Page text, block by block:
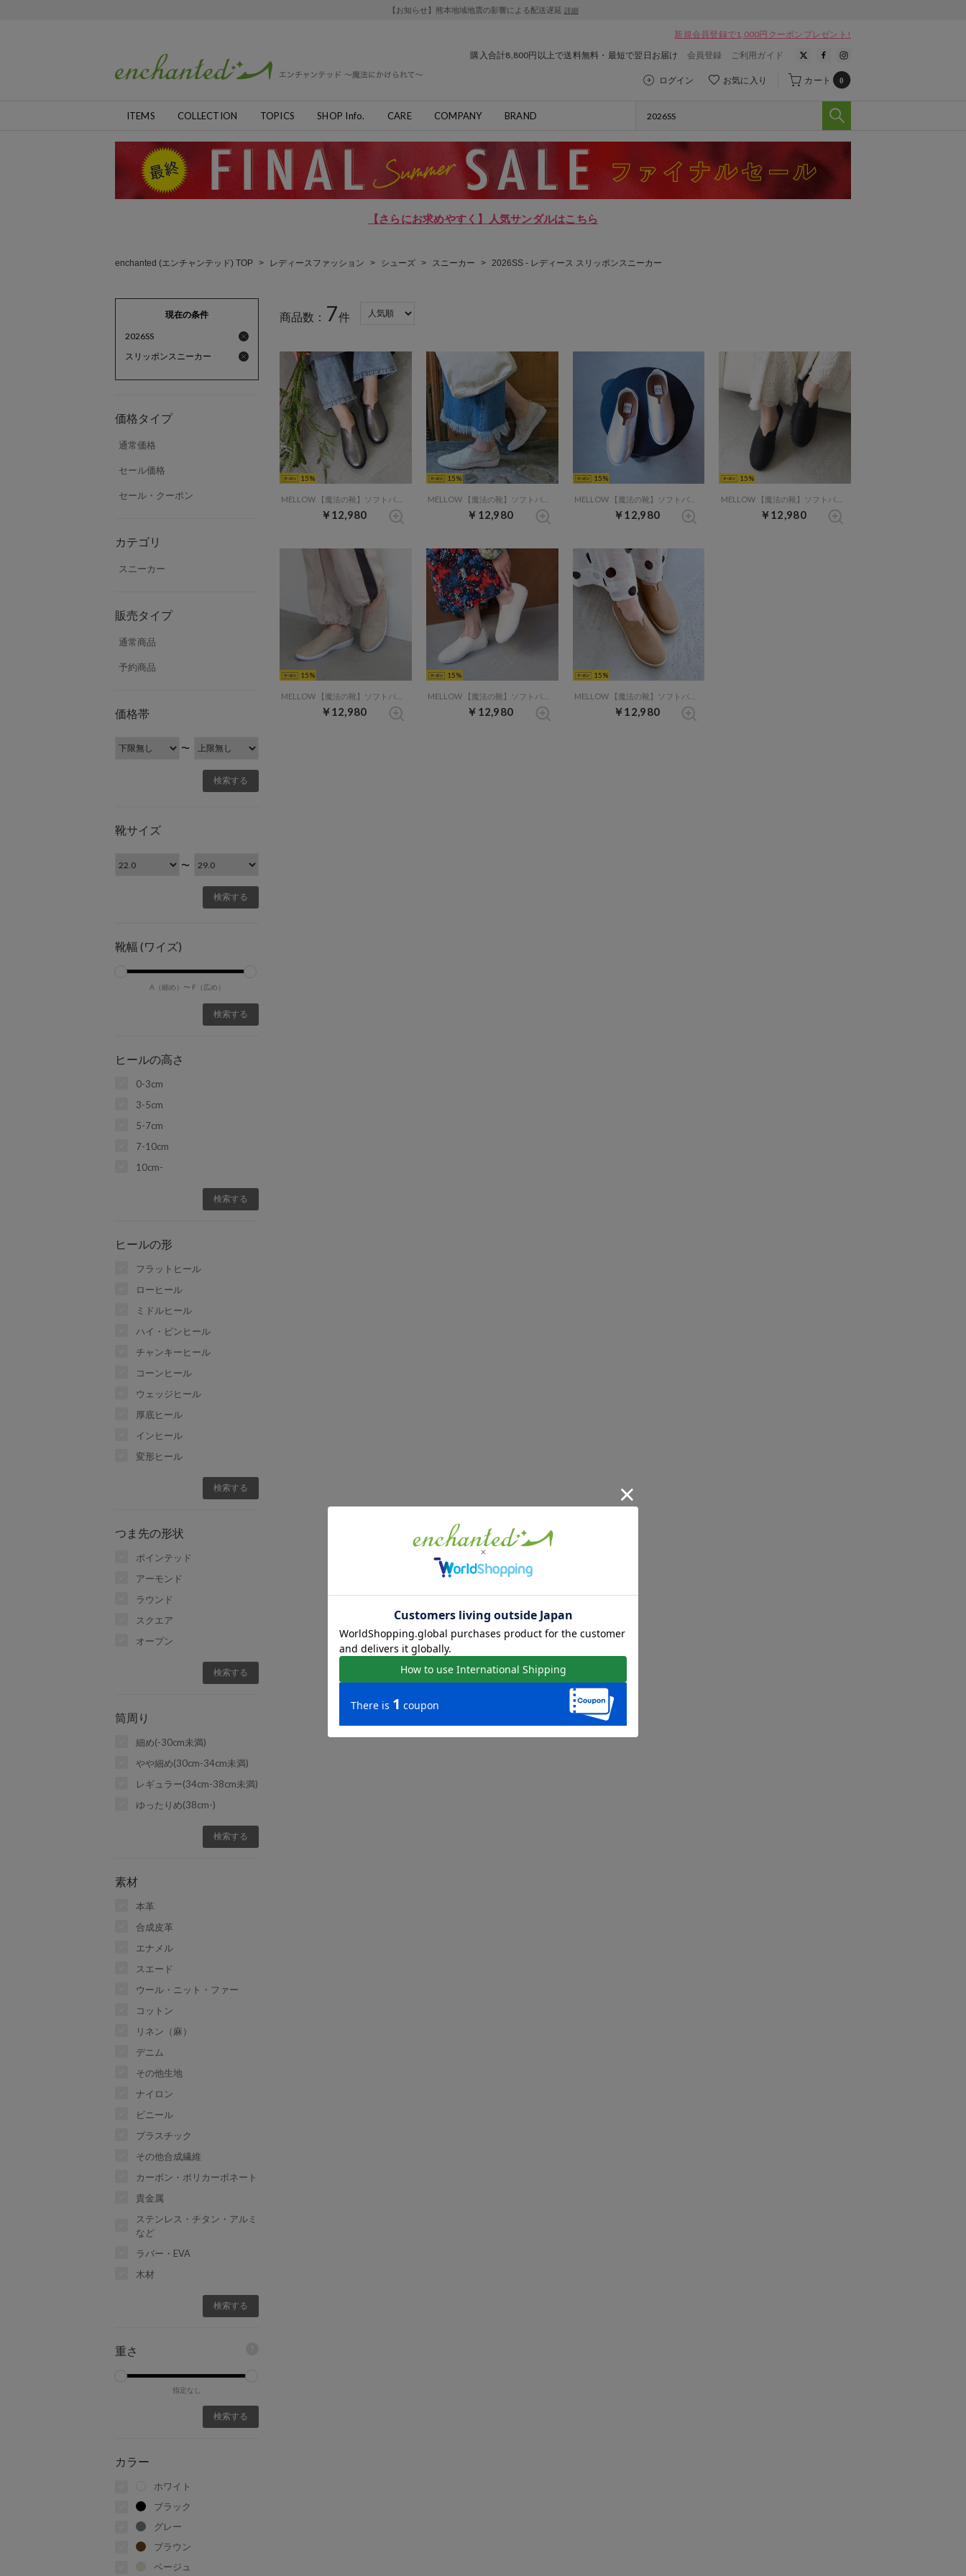
【お知らせ】熊本地域地震の影響による配送遅延 詳細
新規会員登録で1,000円クーポンプレゼント!
購入合計8,800円以上で送料無料・最短で翌日お届け
会員登録 ご利用ガイド
ログイン お気に入り カート 0
ITEMS COLLECTION TOPICS SHOP Info. CARE COMPANY BRAND
【さらにお求めやすく】人気サンダルはこちら
enchanted (エンチャンテッド) TOP > レディースファッション > シューズ > スニーカー > 2026SS - レディース スリッポンスニーカー
現在の条件
2026SS
スリッポンスニーカー
価格タイプ
通常価格
セール価格
セール・クーポン
カテゴリ
スニーカー
販売タイプ
通常商品
予約商品
価格帯
〜
靴サイズ
〜
靴幅 (ワイズ)
A（細め）〜 F（広め）
ヒールの高さ
0-3cm
3-5cm
5-7cm
7-10cm
10cm-
ヒールの形
フラットヒール
ローヒール
ミドルヒール
ハイ・ピンヒール
チャンキーヒール
コーンヒール
ウェッジヒール
厚底ヒール
インヒール
変形ヒール
つま先の形状
ポインテッド
アーモンド
ラウンド
スクエア
オープン
筒周り
細め(-30cm未満)
やや細め(30cm-34cm未満)
レギュラー(34cm-38cm未満)
ゆったりめ(38cm-)
素材
本革
合成皮革
エナメル
スエード
ウール・ニット・ファー
コットン
リネン（麻）
デニム
その他生地
ナイロン
ビニール
プラスチック
その他合成繊維
カーボン・ポリカーボネート
貴金属
ステンレス・チタン・アルミ
など
ラバー・EVA
木材
重さ
指定なし
カラー
ホワイト
ブラック
グレー
ブラウン
ベージュ
商品数： 7件
15
￥12,980
15
￥12,980
15
MELLOW 【魔法の靴】ソフトバブーシュ （シルバー）
￥12,980
15
MELLOW 【魔法の靴】ソフトバブーシュ （ブラック）
￥12,980
15
￥12,980
15
￥12,980
15
MELLOW 【魔法の靴】ソフトバブーシュ （ベージュ）
￥12,980